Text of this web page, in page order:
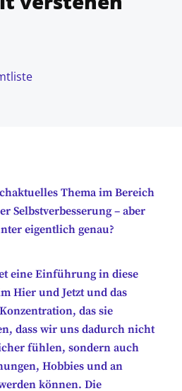
Thema im Bereich
Selbstverbesserung – aber
eigentlich genau?
eine Einführung in diese
Hier und Jetzt und das
das sie
dass wir uns dadurch nicht
fühlen, sondern auch
Hobbies und an
können. Die